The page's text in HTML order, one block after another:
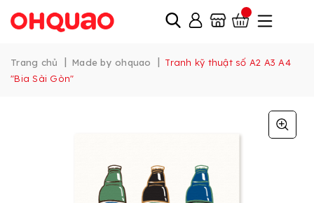
Trang chủ | Made by ohquao | Tranh kỹ thuật số A2 A3 A4
"Bia Sài Gòn"